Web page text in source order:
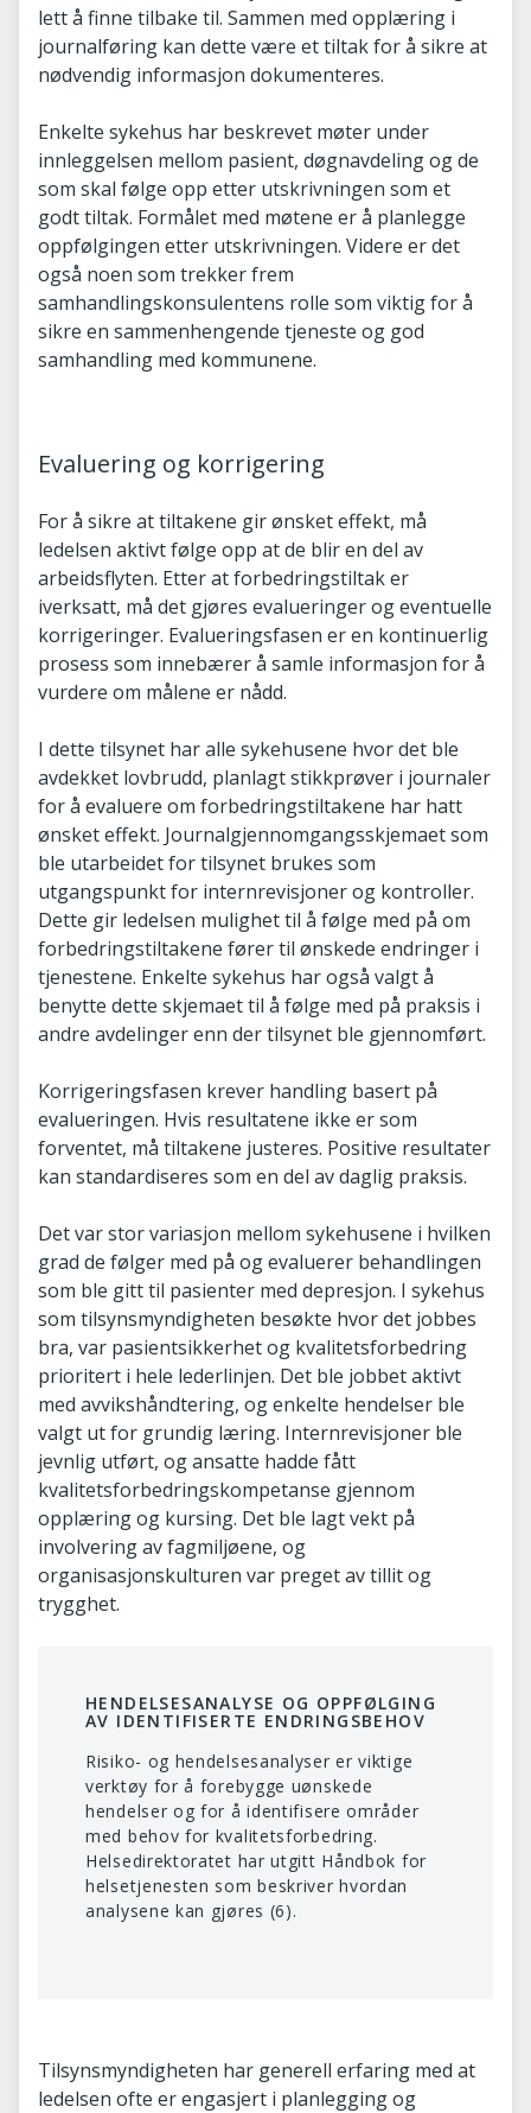
lett å finne tilbake til. Sammen med opplæring i
journalføring kan dette være et tiltak for å sikre at
nødvendig informasjon dokumenteres.
Enkelte sykehus har beskrevet møter under
innleggelsen mellom pasient, døgnavdeling og de
som skal følge opp etter utskrivningen som et
godt tiltak. Formålet med møtene er å planlegge
oppfølgingen etter utskrivningen. Videre er det
også noen som trekker frem
samhandlingskonsulentens rolle som viktig for å
sikre en sammenhengende tjeneste og god
samhandling med kommunene.
Evaluering og korrigering
For å sikre at tiltakene gir ønsket effekt, må
ledelsen aktivt følge opp at de blir en del av
arbeidsflyten. Etter at forbedringstiltak er
iverksatt, må det gjøres evalueringer og eventuelle
korrigeringer. Evalueringsfasen er en kontinuerlig
prosess som innebærer å samle informasjon for å
vurdere om målene er nådd.
I dette tilsynet har alle sykehusene hvor det ble
avdekket lovbrudd, planlagt stikkprøver i journaler
for å evaluere om forbedringstiltakene har hatt
ønsket effekt. Journalgjennomgangsskjemaet som
ble utarbeidet for tilsynet brukes som
utgangspunkt for internrevisjoner og kontroller.
Dette gir ledelsen mulighet til å følge med på om
forbedringstiltakene fører til ønskede endringer i
tjenestene. Enkelte sykehus har også valgt å
benytte dette skjemaet til å følge med på praksis i
andre avdelinger enn der tilsynet ble gjennomført.
Korrigeringsfasen krever handling basert på
evalueringen. Hvis resultatene ikke er som
forventet, må tiltakene justeres. Positive resultater
kan standardiseres som en del av daglig praksis.
Det var stor variasjon mellom sykehusene i hvilken
grad de følger med på og evaluerer behandlingen
som ble gitt til pasienter med depresjon. I sykehus
som tilsynsmyndigheten besøkte hvor det jobbes
bra, var pasientsikkerhet og kvalitetsforbedring
prioritert i hele lederlinjen. Det ble jobbet aktivt
med avvikshåndtering, og enkelte hendelser ble
valgt ut for grundig læring. Internrevisjoner ble
jevnlig utført, og ansatte hadde fått
kvalitetsforbedringskompetanse gjennom
opplæring og kursing. Det ble lagt vekt på
involvering av fagmiljøene, og
organisasjonskulturen var preget av tillit og
trygghet.
HENDELSESANALYSE OG OPPFØLGING
AV IDENTIFISERTE ENDRINGSBEHOV
Risiko- og hendelsesanalyser er viktige
verktøy for å forebygge uønskede
hendelser og for å identifisere områder
med behov for kvalitetsforbedring.
Helsedirektoratet har utgitt Håndbok for
helsetjenesten som beskriver hvordan
analysene kan gjøres (6).
Tilsynsmyndigheten har generell erfaring med at
ledelsen ofte er engasjert i planlegging og